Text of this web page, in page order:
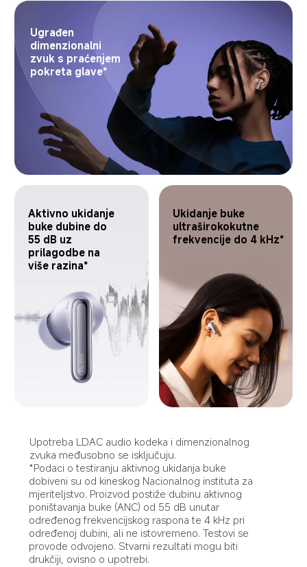
Ugrađen
dimenzionalni
zvuk s praćenjem
pokreta glave*
Aktivno ukidanje
buke dubine do
55 dB uz
prilagodbe na
više razina*
Ukidanje buke
ultraširokokutne
frekvencije do 4 kHz*
Upotreba LDAC audio kodeka i dimenzionalnog
zvuka međusobno se isključuju.
*Podaci o testiranju aktivnog ukidanja buke
dobiveni su od kineskog Nacionalnog instituta za
mjeriteljstvo. Proizvod postiže dubinu aktivnog
poništavanja buke (ANC) od 55 dB unutar
određenog frekvencijskog raspona te 4 kHz pri
određenoj dubini, ali ne istovremeno. Testovi se
provode odvojeno. Stvarni rezultati mogu biti
drukčiji, ovisno o upotrebi.